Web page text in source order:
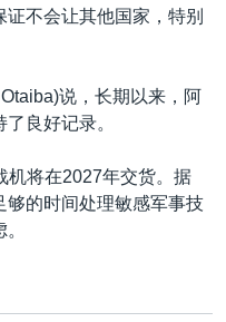
不会让其他国家，特别
说，长期以来，阿
良好记录。
机将在2027年交货。据
够的时间处理敏感军事技